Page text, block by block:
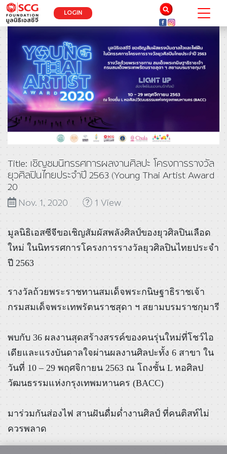
LOGIN
Title: เชิญชมนิทรรศการผลงานศิลปะ ​โครงการ​รางวัล​
ยุว​ศิลปิน​ไทย​ประจำปี 2563 (Young Thai Artist Award​
20
Nov. 1, 2020
1 View
มูลนิธิ​เอส​ซี​จีขอเชิญ​สัมผัส​พลังศิลป์ของยุวศิลปิน​เลือด
ใหม่ ในนิทรรศการ​โครงการ​รางวัล​ยุว​ศิลปิน​ไทย​ประจำ
ปี 2563
รางวัล​ถ้วยพระ​ราชทานสมเด็จ​พระ​กนิษฐา​ธิราช​เจ้า​
กรมสมเด็จ​พระ​เท​พรัตนราชสุดา​ ฯ ​สยาม​บรม​ราช​กุมารี
พบกับ 36 ผลงานสุดสร้างสรรค์​ของคนรุ่นใหม่​ที่​โชว์ไอ
เดียและแรงบันดาลใจ​ผ่านผลงานศิลปะทั้ง 6 สาขา ใน
วันที่ 10 – 29 พฤศจิกายน ​2563 ณ โถงชั้น L หอศิลป​
วัฒนธรรม​แห่ง​กรุงเทพ​มหานคร (BACC)
มาร่วมกันส่องไฟ สานฝันดื่มด่ำงาน​ศิลป์ ที่คนติสท์​ไม่​
ควรพลาด